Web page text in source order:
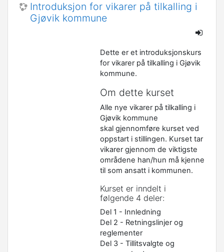
Introduksjon for vikarer på tilkalling i
Gjøvik kommune
Dette er et introduksjonskurs
for vikarer på tilkalling i Gjøvik
kommune.
Om dette kurset
Alle nye vikarer på tilkalling i
Gjøvik kommune
skal gjennomføre kurset ved
oppstart i stillingen. Kurset tar
vikarer gjennom de viktigste
områdene han/hun må kjenne
til som ansatt i kommunen.
Kurset er inndelt i
følgende 4 deler:
Del 1 - Innledning
Del 2 - Retningslinjer og
reglementer
Del 3 - Tillitsvalgte og